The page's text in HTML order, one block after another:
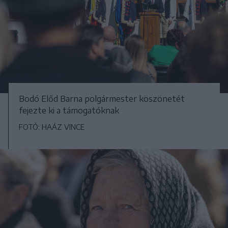
Bodó Előd Barna polgármester köszönetét
fejezte ki a támogatóknak
FOTÓ: HAÁZ VINCE